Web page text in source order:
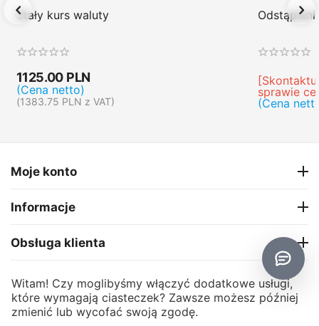
Stały kurs waluty
1125.00 PLN
(Cena netto)
(1383.75 PLN z VAT)
sprawie
(Cena
Moje konto
Informacje
Obsługa klienta
O firmie
Witam! Czy moglibyśmy włączyć dodatkowe usługi,
które wymagają ciasteczek? Zawsze możesz później
zmienić lub wycofać swoją zgodę.